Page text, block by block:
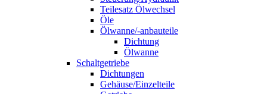
Teilesatz Ölwechsel
Öle
Ölwanne/-anbauteile
Dichtung
Ölwanne
Schaltgetriebe
Dichtungen
Gehäuse/Einzelteile